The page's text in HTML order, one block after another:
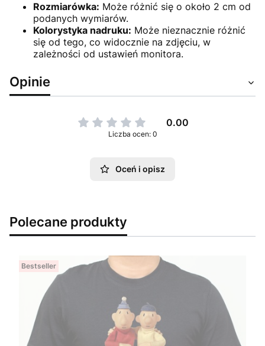
Rozmiarówka: Może różnić się o około 2 cm od
podanych wymiarów.
Kolorystyka nadruku: Może nieznacznie różnić
się od tego, co widocznie na zdjęciu, w
zależności od ustawień monitora.
Opinie
0.00
Liczba ocen: 0
Oceń i opisz
Polecane produkty
Bestseller